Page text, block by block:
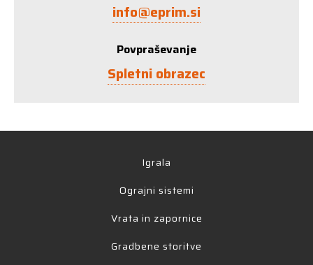
info@eprim.si
Povpraševanje
Spletni obrazec
Igrala
Ograjni sistemi
Vrata in zapornice
Gradbene storitve